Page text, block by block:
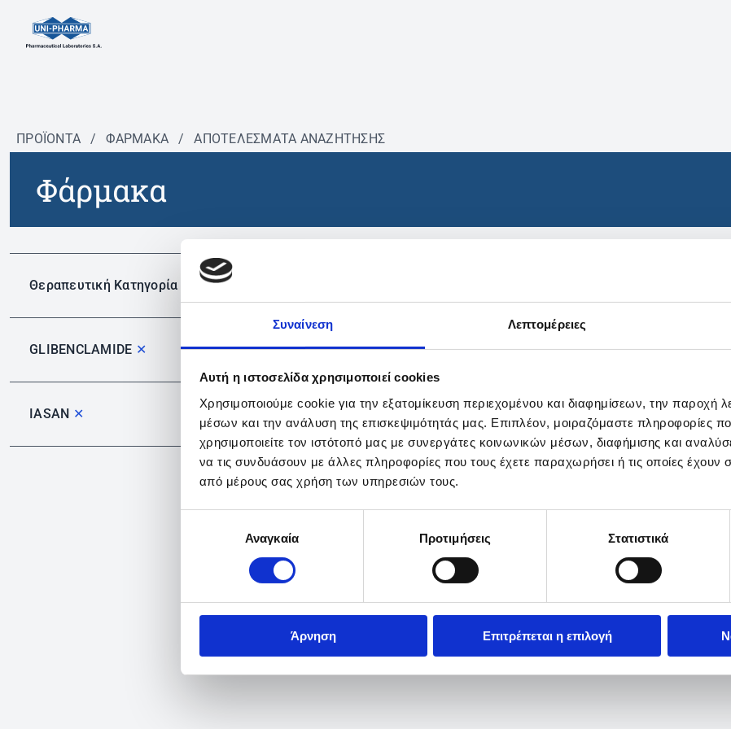
Συναίνεση Λεπτομέρειες
Αυτή η ιστοσελίδα χρησιμοποιεί cookies
Χρησιμοποιούμε cookie για την εξατομίκευση περιεχομένου και διαφημίσεων, την παροχή
μέσων και την ανάλυση της επισκεψιμότητάς μας. Επιπλέον, μοιραζόμαστε πληροφορίες
χρησιμοποιείτε τον ιστότοπό μας με συνεργάτες κοινωνικών μέσων, διαφήμισης και
να τις συνδυάσουν με άλλες πληροφορίες που τους έχετε παραχωρήσει ή τις οποίες έχουν
από μέρους σας χρήση των υπηρεσιών τους.
συγκατάθεσηςΑναγκαία Προτιμήσεις Στατιστικά
Άρνηση Επιτρέπεται η επιλογή
ΠΡΟΪΟΝΤΑ / ΦΆΡΜΑΚΑ / ΑΠΟΤΕΛΕΣΜΑΤΑ ΑΝΑΖΗΤΗΣΗΣ
Φάρμακα
Θεραπευτική Κατηγορία
GLIBENCLAMIDE ✕
IASAN ✕
Δεν βρέθηκαν προϊόντα με τα